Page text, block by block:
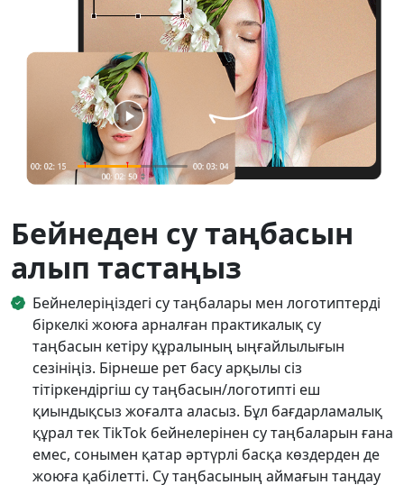
Бейнеден су таңбасын
алып тастаңыз
Бейнелеріңіздегі су таңбалары мен логотиптерді
біркелкі жоюға арналған практикалық су
таңбасын кетіру құралының ыңғайлылығын
сезініңіз. Бірнеше рет басу арқылы сіз
тітіркендіргіш су таңбасын/логотипті еш
қиындықсыз жоғалта аласыз. Бұл бағдарламалық
құрал тек TikTok бейнелерінен су таңбаларын ғана
емес, сонымен қатар әртүрлі басқа көздерден де
жоюға қабілетті. Су таңбасының аймағын таңдау